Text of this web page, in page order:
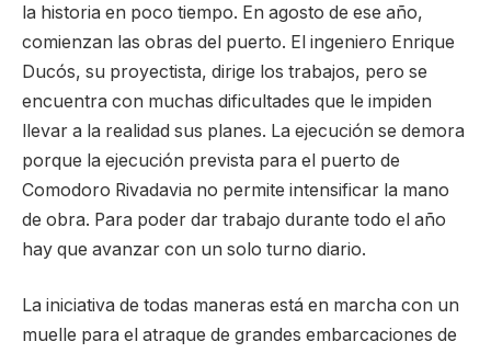
la historia en poco tiempo. En agosto de ese año,
comienzan las obras del puerto. El ingeniero Enrique
Ducós, su proyectista, dirige los trabajos, pero se
encuentra con muchas dificultades que le impiden
llevar a la realidad sus planes. La ejecución se demora
porque la ejecución prevista para el puerto de
Comodoro Rivadavia no permite intensificar la mano
de obra. Para poder dar trabajo durante todo el año
hay que avanzar con un solo turno diario.
La iniciativa de todas maneras está en marcha con un
muelle para el atraque de grandes embarcaciones de